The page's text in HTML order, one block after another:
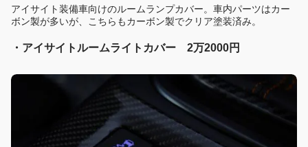
アイサイト装備車向けのルームランプカバー。車内パーツはカー
ボン製が多いが、こちらもカーボン製でクリア塗装済み。
・アイサイトルームライトカバー 2万2000円